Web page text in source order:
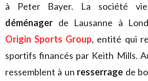
à Peter Bayer. La société
déménager de Lausanne à
Origin Sports Group, entité qui
sportifs financés par Keith Mills.
ressemblent à un resserrage de